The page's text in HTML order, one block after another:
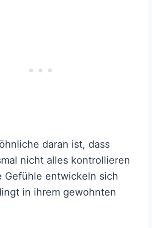
daran ist, dass
nicht alles kontrollieren
Gefühle entwickeln sich
in ihrem gewohnten